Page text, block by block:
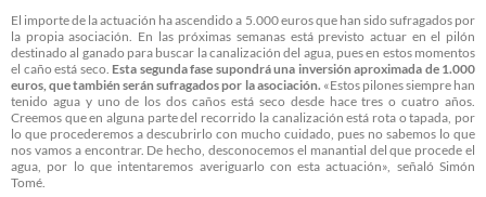
El importe de la actuación ha ascendido a 5.000 euros que han sido sufragados por
la propia asociación. En las próximas semanas está previsto actuar en el pilón
destinado al ganado para buscar la canalización del agua, pues en estos momentos
el caño está seco. Esta segunda fase supondrá una inversión aproximada de 1.000
euros, que también serán sufragados por la asociación. «Estos pilones siempre han
tenido agua y uno de los dos caños está seco desde hace tres o cuatro años.
Creemos que en alguna parte del recorrido la canalización está rota o tapada, por
lo que procederemos a descubrirlo con mucho cuidado, pues no sabemos lo que
nos vamos a encontrar. De hecho, desconocemos el manantial del que procede el
agua, por lo que intentaremos averiguarlo con esta actuación», señaló Simón
Tomé.